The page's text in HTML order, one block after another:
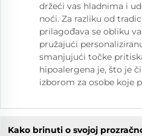
držeći vas hladnima i
noći. Za razliku od
prilagođava se obliku
pružajući
smanjujući točke
hipoalergena je, što je
izborom za osobe koje
Kako brinuti o svojoj